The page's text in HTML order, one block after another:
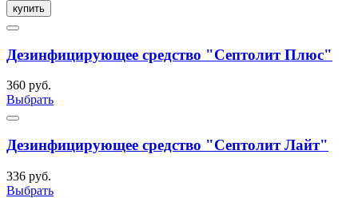
купить
Дезинфицирующее средство "Септолит Плюс"
360 руб.
Выбрать
Дезинфицирующее средство "Септолит Лайт"
336 руб.
Выбрать